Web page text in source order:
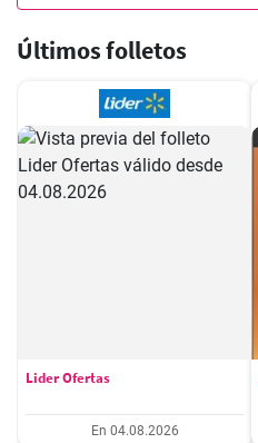
Últimos folletos
Lider Ofertas
En 04.08.2026